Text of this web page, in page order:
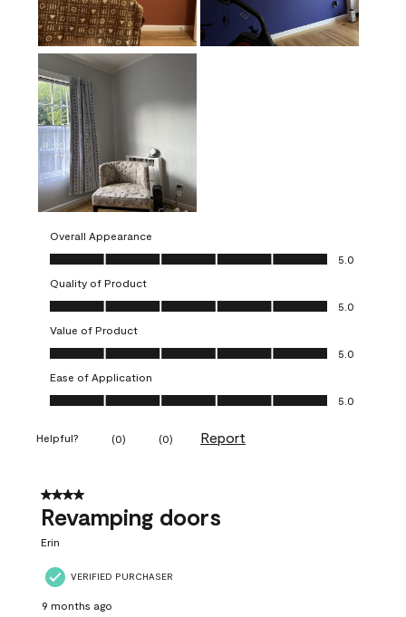
Overall Appearance
Overall Appearance, 5.0 out of 5
5.0
Quality of Product
Quality of Product, 5.0 out of 5
5.0
Value of Product
Value of Product, 5.0 out of 5
5.0
Ease of Application
Ease of Application, 5.0 out of 5
5.0
Helpful? (0) (0) Report
4 out of 5 stars.
Revamping doors
Erin
VERIFIED PURCHASER
9 months ago